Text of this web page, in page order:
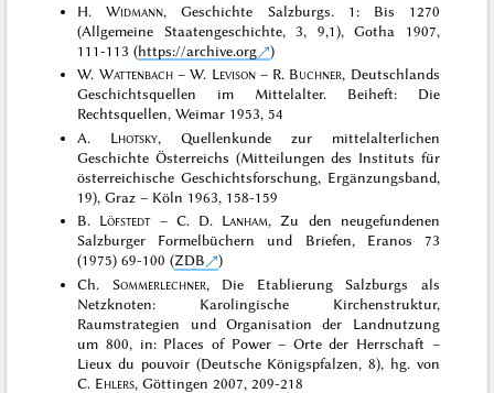
H.Widmann, Geschichte Salzburgs. 1: Bis 1270
(Allgemeine Staatengeschichte, 3, 9,1), Gotha 1907,
111-113 (https://archive.org
)
W. Wattenbach– W. Levison– R. Buchner, Deutschlands
Geschichtsquellen im Mittelalter. Beiheft: Die
Rechtsquellen, Weimar 1953, 54
A. Lhotsky, Quellenkunde zur mittelalterlichen
Geschichte Österreichs (Mitteilungen des Instituts für
österreichische Geschichtsforschung, Ergänzungsband,
19), Graz – Köln 1963, 158-159
B. Löfstedt– C. D. Lanham, Zu den neugefundenen
Salzburger Formelbüchern und Briefen, Eranos 73
(1975) 69-100 (ZDB
)
Ch. Sommerlechner, Die Etablierung Salzburgs als
Netzknoten: Karolingische Kirchenstruktur,
Raumstrategien und Organisation der Landnutzung
um 800, in: Places of Power – Orte der Herrschaft –
Lieux du pouvoir (Deutsche Königspfalzen, 8), hg. von
C. Ehlers, Göttingen 2007, 209-218